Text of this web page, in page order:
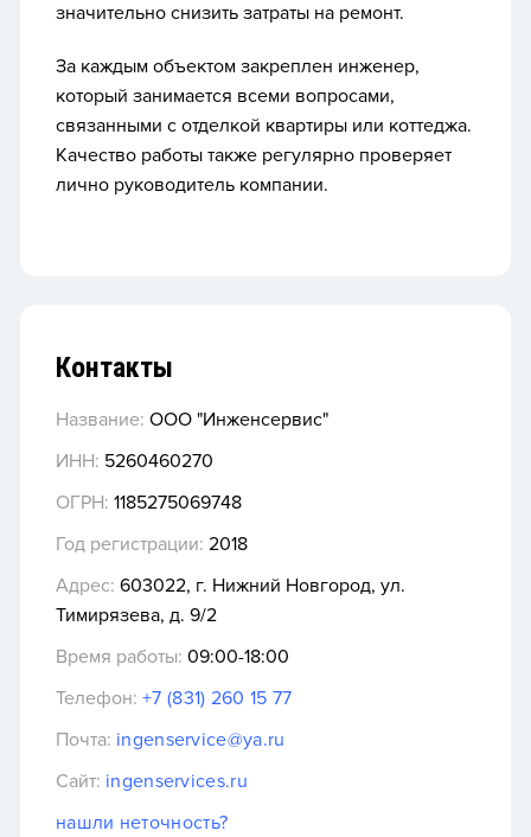
значительно снизить затраты на ремонт.
За каждым объектом закреплен инженер,
который занимается всеми вопросами,
связанными с отделкой квартиры или коттеджа.
Качество работы также регулярно проверяет
лично руководитель компании.
Контакты
Название: ООО "Инженсервис"
ИНН: 5260460270
ОГРН: 1185275069748
Год регистрации: 2018
Адрес: 603022, г. Нижний Новгород, ул.
Тимирязева, д. 9/2
Время работы: 09:00-18:00
Телефон: +7 (831) 260 15 77
Почта: ingenservice@ya.ru
Сайт: ingenservices.ru
нашли неточность?